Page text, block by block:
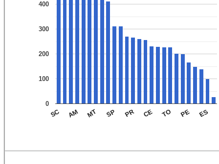
SC AM MT SP PR CE TO PE ES
0
100
200
300
400